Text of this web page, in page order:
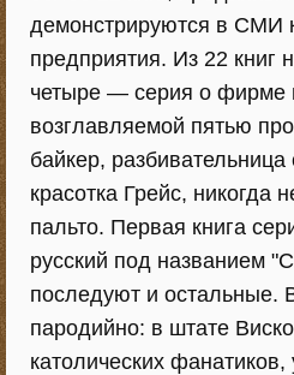
демонстрируются в СМИ
предприятия. Из 22 книг
четыре — серия о фирме
возглавляемой пятью
байкер,
красотка Грейс,
пальто. Первая книга
русский под названием
последуют и остальные.
пародийно: в штате
католических